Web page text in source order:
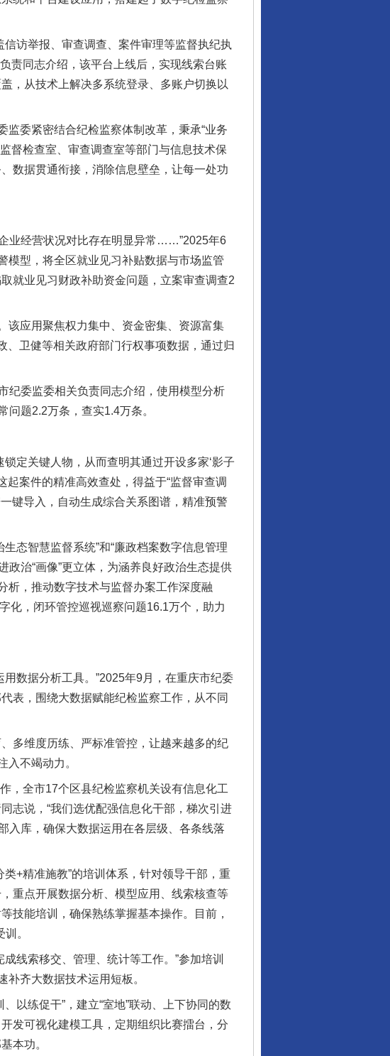
访举报、审查调查、案件审理等监督执纪执
责同志介绍，该平台上线后，实现线索台账
，从技术上解决多系统登录、多账户切换以
委紧密结合纪检监察体制改革，秉承“业务
督检查室、审查调查室等部门与信息技术保
数据贯通衔接，消除信息壁垒，让每一处功
业经营状况对比存在明显异常……”2025年6
模型，将全区就业见习补贴数据与市场监管
就业见习财政补助资金问题，立案审查调查2
应用聚焦权力集中、资金密集、资源富集
卫健等相关政府部门行权事项数据，通过归
纪委监委相关负责同志介绍，使用模型分析
题2.2万条，查实1.4万条。
定关键人物，从而查明其通过开设多家‘影子
起案件的精准高效查处，得益于“监督审查调
键导入，自动生成综合关系图谱，精准预警
态智慧监督系统”和“廉政档案数字信息管理
治“画像”更立体，为涵养良好政治生态提供
析，推动数字技术与监督办案工作深度融
化，闭环管控巡视巡察问题16.1万个，助力
数据分析工具。”2025年9月，在重庆市纪委
表，围绕大数据赋能纪检监察工作，从不同
维度历练、严标准管控，让越来越多的纪
入不竭动力。
全市17个区县纪检监察机关设有信息化工
志说，“我们选优配强信息化干部，梯次引进
入库，确保大数据运用在各层级、各条线落
+精准施教”的培训体系，针对领导干部，重
重点开展数据分析、模型应用、线索核查等
技能培训，确保熟练掌握基本操作。目前，
。
线索移交、管理、统计等工作。”参加培训
补齐大数据技术运用短板。
练促干”，建立“室地”联动、上下协同的数
发可视化建模工具，定期组织比赛擂台，分
本功。